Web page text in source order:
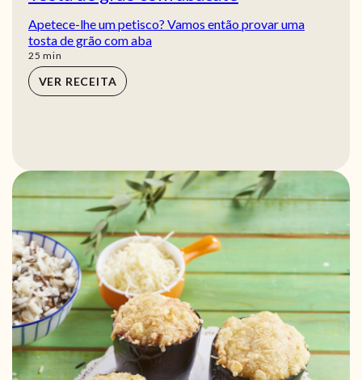
Apetece-lhe um petisco? Vamos então provar uma
tosta de grão com aba
25 min
min
VER RECEITA